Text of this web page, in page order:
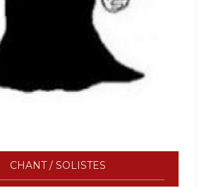
CHANT / SOLISTES